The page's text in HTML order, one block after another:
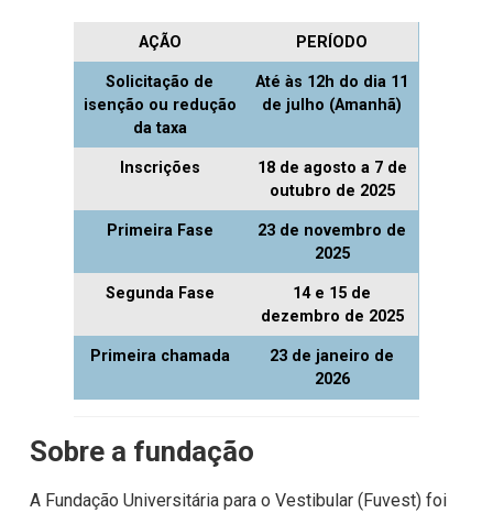
AÇÃO PERÍODO
Solicitação de
isenção ou redução
da taxa
Até às 12h do dia 11
de julho (Amanhã)
Inscrições
18 de agosto a 7 de
outubro de 2025
Primeira Fase
23 de novembro de
2025
Segunda Fase
14 e 15 de
dezembro de 2025
Primeira chamada
23 de janeiro de
2026
Sobre a fundação
A Fundação Universitária para o Vestibular (Fuvest) foi